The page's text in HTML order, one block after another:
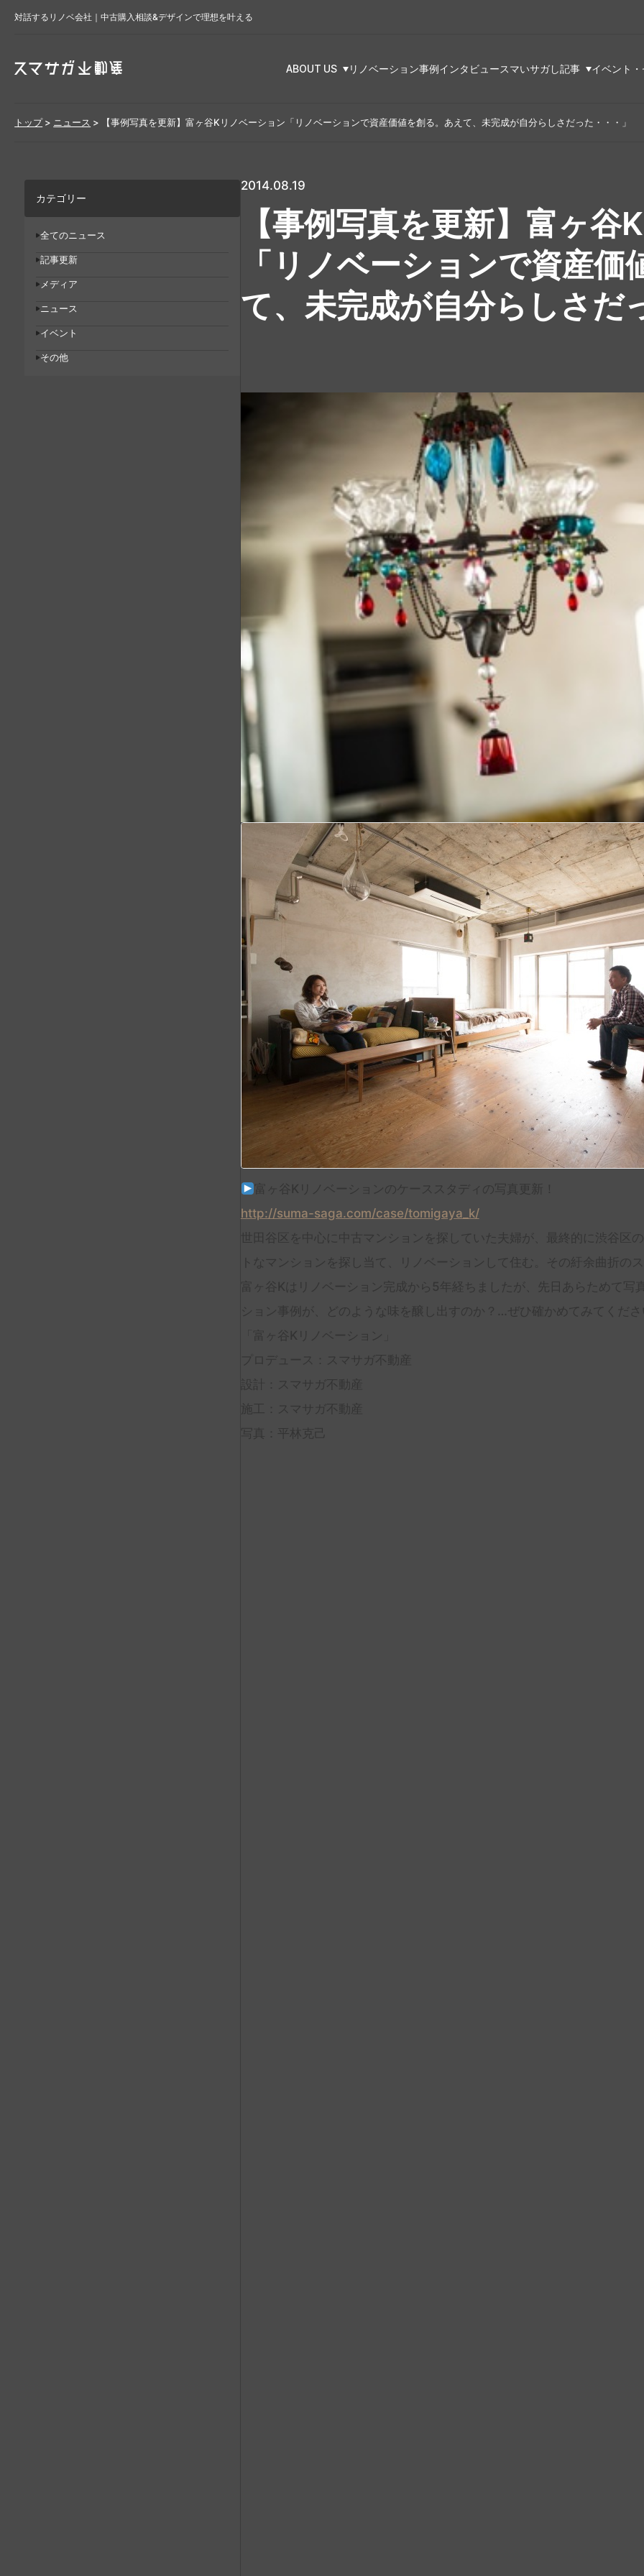
対話するリノベ会社｜中古購入相談&デザインで理想を叶える
ABOUT US リノベーション事例インタビュースマいサガし記事 イベント
トップ> ニュース > 【事例写真を更新】富ヶ谷Kリノベーション「リノベーションで資産価値を創る。あえて、未完成が自分らしさだった・・・」
カテゴリー
全てのニュース
記事更新
メディア
ニュース
イベント
その他
2014.08.19
【事例写真を更新】富ヶ
「リノベーションで資産
て、未完成が自分らしさだ
富ヶ谷Kリノベーションのケーススタディの写真更新！
http://suma-saga.com/case/tomigaya_k/
世田谷区を中心に中古マンションを探していた夫婦が、最終的に渋谷区
トなマンションを探し当て、リノベーションして住む。その紆余曲折の
富ヶ谷Kはリノベーション完成から5年経ちましたが、先日あらためて
ション事例が、どのような味を醸し出すのか？…ぜひ確かめてみてくだ
「富ヶ谷Kリノベーション」
プロデュース：スマサガ不動産
設計：スマサガ不動産
施工：スマサガ不動産
写真：平林克己